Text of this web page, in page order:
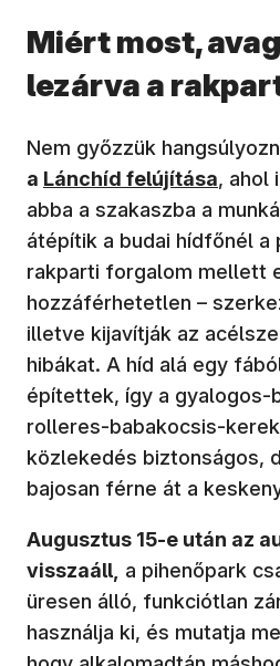
Miért most,
lezárva a
Nem győzzük
a Lánchíd felújítása, ahol
abba a szakaszba a
átépítik a budai hídfőnél a
rakparti forgalom mellett
hozzáférhetetlen –
illetve kijavítják az
hibákat. A híd alá egy
építettek, így a gyalogos-
rolleres-babakocsis-
közlekedés biztonságos,
bajosan férne át a
Augusztus 15-e után az
visszaáll, a pihenőpark
üresen álló, funkciótlan
használja ki, és mutatja